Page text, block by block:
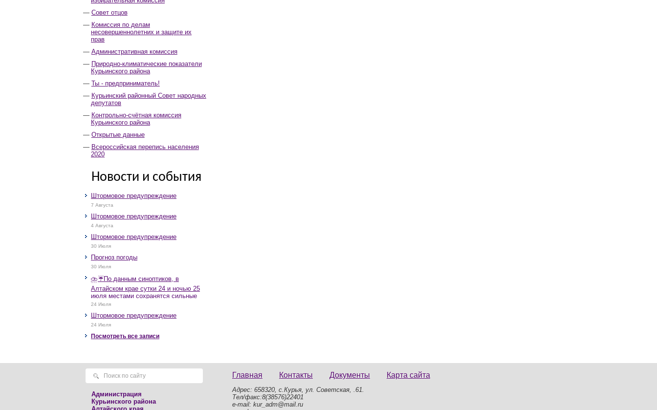
Совет отцов
Комиссия по делам
несовершеннолетних и защите их
прав
Административная комиссия
Природно-климатические показатели
Курьинского района
Ты - предприниматель!
Курьинский районный Совет народных
депутатов
Контрольно-счётная комиссия
Курьинского района
Открытые данные
Всероссийская перепись населения
2020
Новости и события
Штормовое предупреждение
7 Августа
Штормовое предупреждение
4 Августа
Штормовое предупреждение
30 Июля
Прогноз погоды
30 Июля
⛈️☔️По данным синоптиков, в
Алтайском крае сутки 24 и ночью 25
июля местами сохранятся сильные
дожди, грозы, при грозах очень
крупный град, шквалистое усиление
ветра до 17-22 м/с, местами порывы
25 м/с и более.
24 Июля
Штормовое предупреждение
24 Июля
Посмотреть все записи
Администрация
Курьинского района
Главная Контакты Документы Карта сайта
Адрес: 658320, с.Курья, ул. Советская, .61.
Тел/факс:8(38576)22401
e-mail: kur_adm@mail.ru